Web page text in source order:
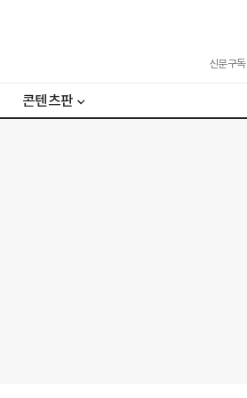
신문구독
콘텐츠판